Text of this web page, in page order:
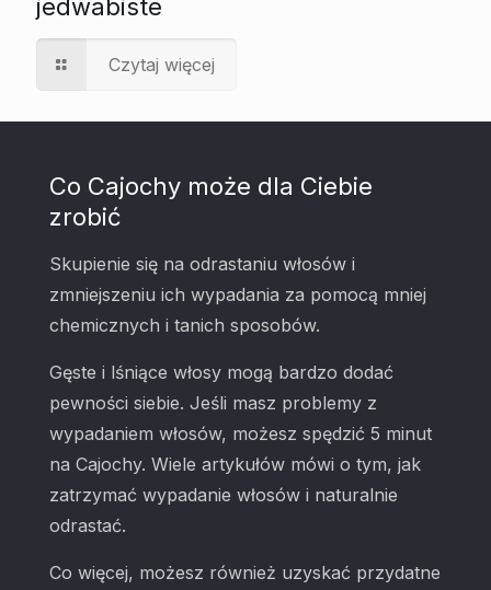
jedwabiste
Czytaj więcej
Co Cajochy może dla Ciebie
zrobić
Skupienie się na odrastaniu włosów i
zmniejszeniu ich wypadania za pomocą mniej
chemicznych i tanich sposobów.
Gęste i lśniące włosy mogą bardzo dodać
pewności siebie. Jeśli masz problemy z
wypadaniem włosów, możesz spędzić 5 minut
na Cajochy. Wiele artykułów mówi o tym, jak
zatrzymać wypadanie włosów i naturalnie
odrastać.
Co więcej, możesz również uzyskać przydatne